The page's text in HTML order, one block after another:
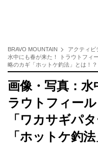
BRAVO MOUNTAIN
アクティビ
水中にも春が来た！ トラウトフィ
略のカギ「ホットケ釣法」とは！
画像・写真：
ラウトフィー
「ワカサギパ
「ホットケ釣